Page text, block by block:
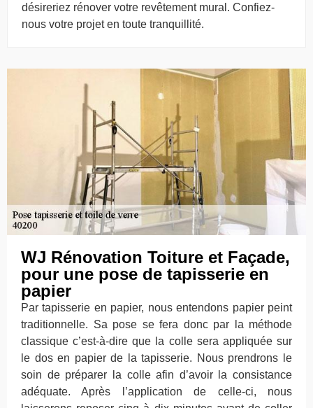
désireriez rénover votre revêtement mural. Confiez-
nous votre projet en toute tranquillité.
WJ Rénovation Toiture et Façade,
pour une pose de tapisserie en
papier
Par tapisserie en papier, nous entendons papier peint
traditionnelle. Sa pose se fera donc par la méthode
classique c’est-à-dire que la colle sera appliquée sur
le dos en papier de la tapisserie. Nous prendrons le
soin de préparer la colle afin d’avoir la consistance
adéquate. Après l’application de celle-ci, nous